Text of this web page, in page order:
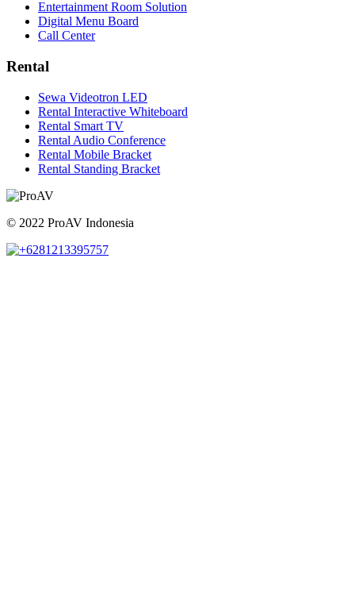
Entertainment Room Solution
Digital Menu Board
Call Center
Rental
Sewa Videotron LED
Rental Interactive Whiteboard
Rental Smart TV
Rental Audio Conference
Rental Mobile Bracket
Rental Standing Bracket
© 2022 ProAV Indonesia